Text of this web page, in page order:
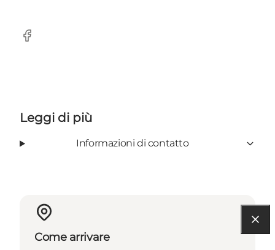
Facebook
Leggi di più
Informazioni di contatto
Come arrivare